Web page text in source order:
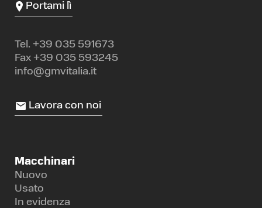
Portami lì
Tel. +39 035 591673
Fax +39 035 593245
info@gmvitalia.it
Lavora con noi
Macchinari
Nuovo
Usato
In evidenza